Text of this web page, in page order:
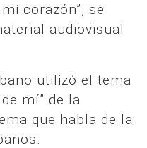
corazón”, se
audiovisual
utilizó el tema
mí” de la
que habla de la